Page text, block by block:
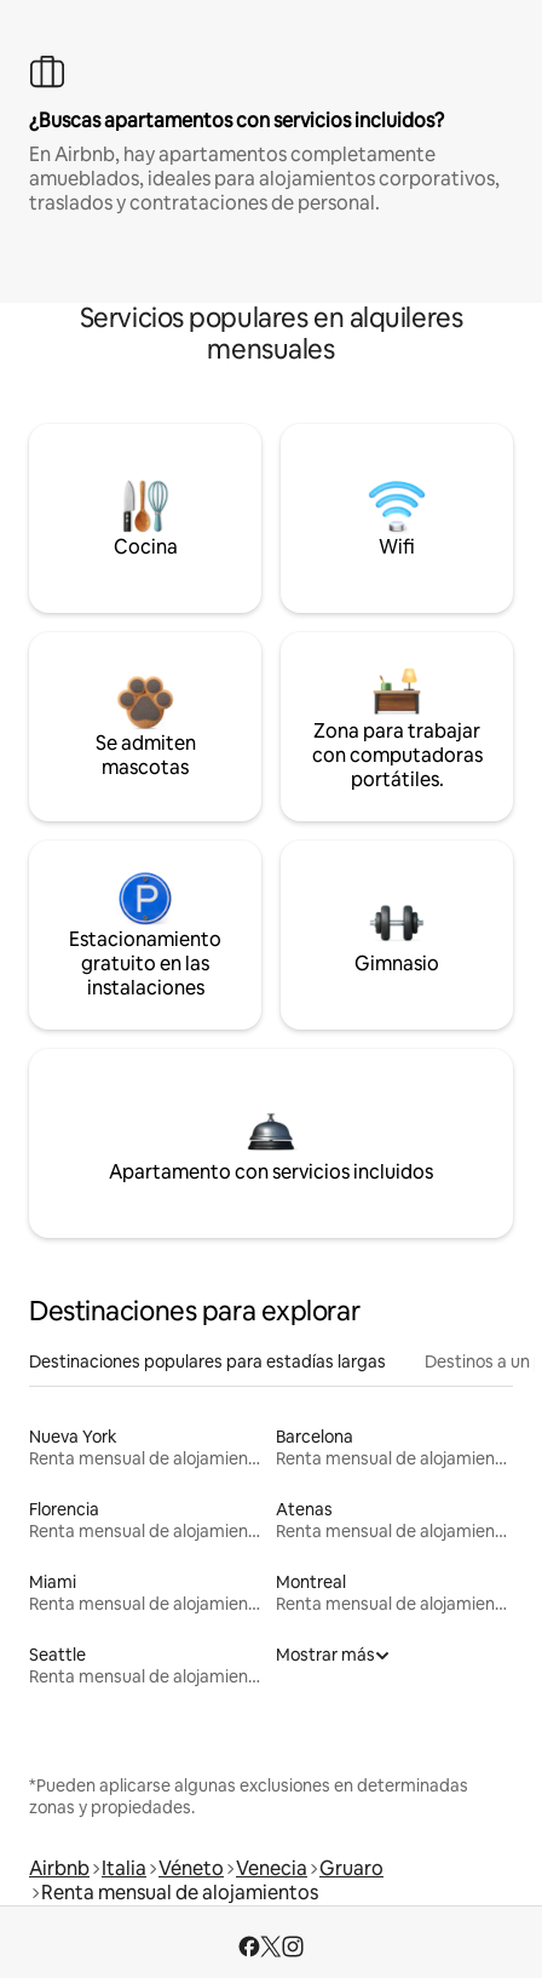
¿Buscas apartamentos con servicios incluidos?
En Airbnb, hay apartamentos completamente
amueblados, ideales para alojamientos corporativos,
traslados y contrataciones de personal.
Servicios populares en alquileres
mensuales
Cocina Wifi
Se admiten
mascotas
Zona para trabajar
con computadoras
portátiles.
Estacionamiento
gratuito en las
instalaciones
Gimnasio
Apartamento con servicios incluidos
Destinaciones para explorar
Destinaciones populares para estadías largas Destinos a un
Nueva York
Renta mensual de alojamientos
Barcelona
Renta mensual de alojamientos
Florencia
Renta mensual de alojamientos
Atenas
Renta mensual de alojamientos
Miami
Renta mensual de alojamientos
Montreal
Renta mensual de alojamientos
Seattle
Renta mensual de alojamientos
Mostrar más
*Pueden aplicarse algunas exclusiones en determinadas
zonas y propiedades.
Airbnb Italia Véneto Venecia Gruaro
Renta mensual de alojamientos